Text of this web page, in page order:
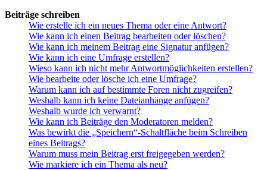
Beiträge schreiben
Wie erstelle ich ein neues Thema oder eine Antwort?
Wie kann ich einen Beitrag bearbeiten oder löschen?
Wie kann ich meinem Beitrag eine Signatur anfügen?
Wie kann ich eine Umfrage erstellen?
Wieso kann ich nicht mehr Antwortmöglichkeiten erstellen?
Wie bearbeite oder lösche ich eine Umfrage?
Warum kann ich auf bestimmte Foren nicht zugreifen?
Weshalb kann ich keine Dateianhänge anfügen?
Weshalb wurde ich verwarnt?
Wie kann ich Beiträge den Moderatoren melden?
Was bewirkt die „Speichern“-Schaltfläche beim Schreiben
eines Beitrags?
Warum muss mein Beitrag erst freigegeben werden?
Wie markiere ich ein Thema als neu?